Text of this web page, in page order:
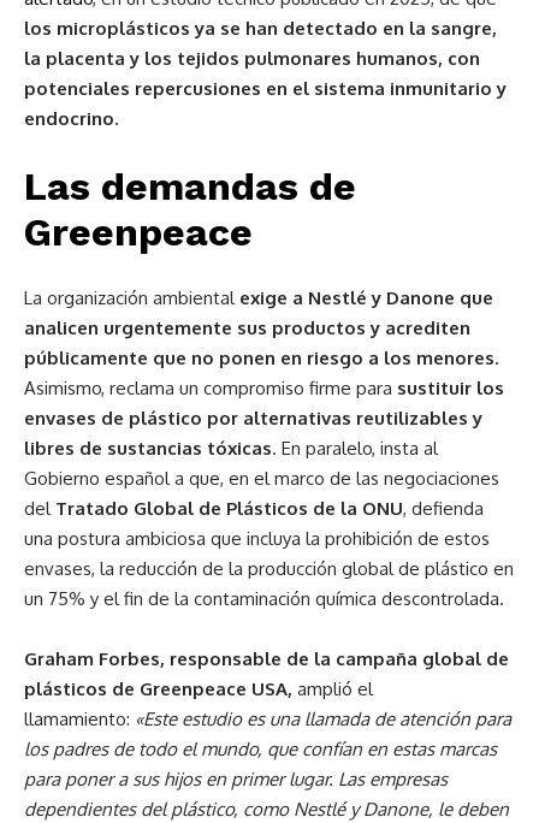
los microplásticos ya se han detectado en la sangre,
la placenta y los tejidos pulmonares humanos, con
potenciales repercusiones en el sistema inmunitario y
endocrino.
Las demandas de
Greenpeace
La organización ambiental exige a Nestlé y Danone que
analicen urgentemente sus productos y acrediten
públicamente que no ponen en riesgo a los menores.
Asimismo, reclama un compromiso firme para sustituir los
envases de plástico por alternativas reutilizables y
libres de sustancias tóxicas. En paralelo, insta al
Gobierno español a que, en el marco de las negociaciones
del Tratado Global de Plásticos de la ONU, defienda
una postura ambiciosa que incluya la prohibición de estos
envases, la reducción de la producción global de plástico en
un 75% y el fin de la contaminación química descontrolada.
Graham Forbes, responsable de la campaña global de
plásticos de Greenpeace USA, amplió el
llamamiento: «Este estudio es una llamada de atención para
los padres de todo el mundo, que confían en estas marcas
para poner a sus hijos en primer lugar. Las empresas
dependientes del plástico, como Nestlé y Danone, le deben